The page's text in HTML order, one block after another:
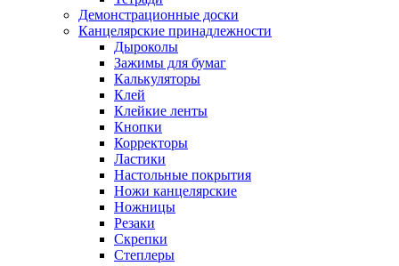
Демонстрационные доски
Канцелярские принадлежности
Дыроколы
Зажимы для бумаг
Калькуляторы
Клей
Клейкие ленты
Кнопки
Корректоры
Ластики
Настольные покрытия
Ножи канцелярские
Ножницы
Резаки
Скрепки
Степлеры